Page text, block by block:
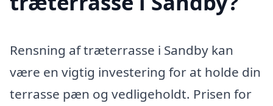
Rensning af træterrasse i Sandby kan
være en vigtig investering for at holde din
terrasse pæn og vedligeholdt. Prisen for